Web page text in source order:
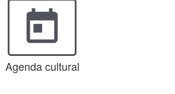
today
Agenda cultural